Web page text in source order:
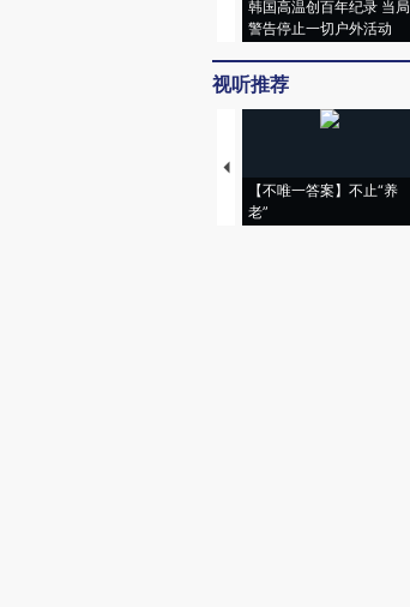
韩国高温创百年纪录 当局
警告停止一切户外活动
视听推荐
【不唯一答案】不止“养
老”